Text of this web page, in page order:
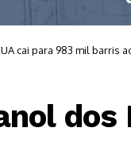
cai para 983 mil barris
dos